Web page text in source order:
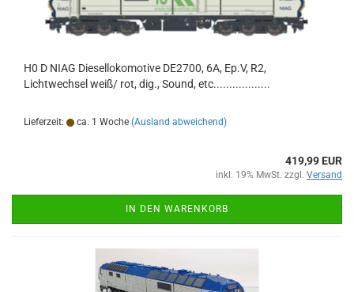
H0 D NIAG Diesellokomotive DE2700, 6A, Ep.V, R2,
Lichtwechsel weiß/ rot, dig., Sound, etc..................
Lieferzeit: ca. 1 Woche (Ausland abweichend)
419,99 EUR
inkl. 19% MwSt. zzgl. Versand
IN DEN WARENKORB